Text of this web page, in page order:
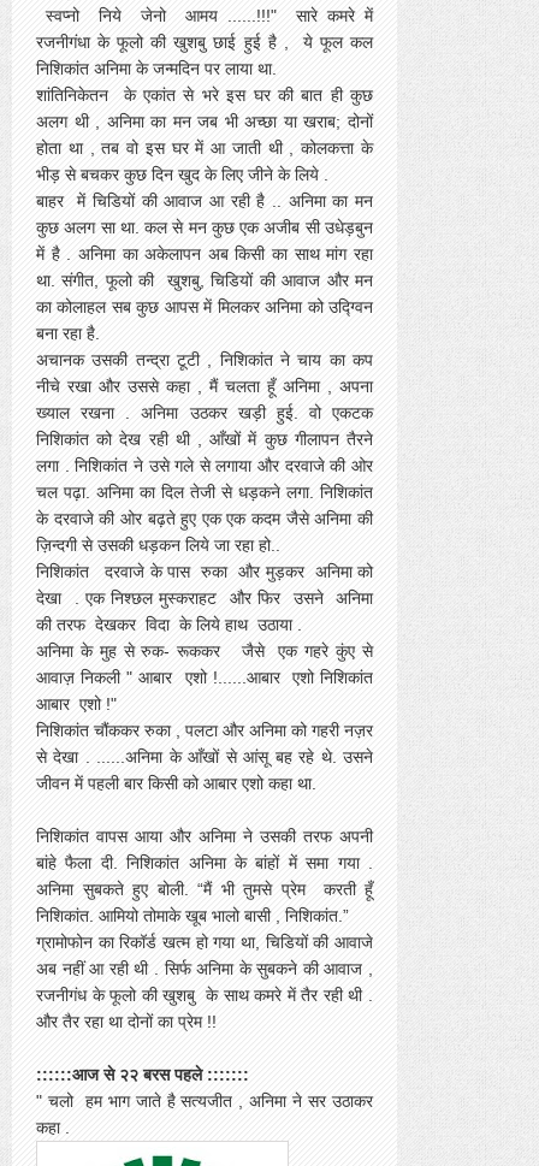
स्वप्नो निये जेनो आमय ......!!!" सारे कमरे में
रजनीगंधा के फूलो की खुशबु छाई हुई है , ये फूल कल
निशिकांत अनिमा के जन्मदिन पर लाया था.
शांतिनिकेतन के एकांत से भरे इस घर की बात ही कुछ
अलग थी , अनिमा का मन जब भी अच्छा या खराब; दोनों
होता था , तब वो इस घर में आ जाती थी , कोलकत्ता के
भीड़ से बचकर कुछ दिन खुद के लिए जीने के लिये .
बाहर में चिडियों की आवाज आ रही है .. अनिमा का मन
कुछ अलग सा था. कल से मन कुछ एक अजीब सी उधेड़बुन
में है . अनिमा का अकेलापन अब किसी का साथ मांग रहा
था. संगीत, फूलो की खुशबु, चिडियों की आवाज और मन
का कोलाहल सब कुछ आपस में मिलकर अनिमा को उद्ग्विन
बना रहा है.
अचानक उसकी तन्द्रा टूटी , निशिकांत ने चाय का कप
नीचे रखा और उससे कहा , मैं चलता हूँ अनिमा , अपना
ख्याल रखना . अनिमा उठकर खड़ी हुई. वो एकटक
निशिकांत को देख रही थी , आँखों में कुछ गीलापन तैरने
लगा . निशिकांत ने उसे गले से लगाया और दरवाजे की ओर
चल पढ़ा. अनिमा का दिल तेजी से धड़कने लगा. निशिकांत
के दरवाजे की ओर बढ़ते हुए एक एक कदम जैसे अनिमा की
ज़िन्दगी से उसकी धड़कन लिये जा रहा हो..
निशिकांत दरवाजे के पास रुका और मुड़कर अनिमा को
देखा . एक निश्छल मुस्कराहट और फिर उसने अनिमा
की तरफ देखकर विदा के लिये हाथ उठाया .
अनिमा के मुह से रुक- रूककर जैसे एक गहरे कुंए से
आवाज़ निकली " आबार एशो !......आबार एशो निशिकांत
आबार एशो !"
निशिकांत चौंककर रुका , पलटा और अनिमा को गहरी नज़र
से देखा . ......अनिमा के आँखों से आंसू बह रहे थे. उसने
जीवन में पहली बार किसी को आबार एशो कहा था.
निशिकांत वापस आया और अनिमा ने उसकी तरफ अपनी
बांहे फैला दी. निशिकांत अनिमा के बांहों में समा गया .
अनिमा सुबकते हुए बोली. “मैं भी तुमसे प्रेम करती हूँ
निशिकांत. आमियो तोमाके खूब भालो बासी , निशिकांत.”
ग्रामोफोन का रिकॉर्ड खत्म हो गया था, चिडियों की आवाजे
अब नहीं आ रही थी . सिर्फ अनिमा के सुबकने की आवाज ,
रजनीगंध के फूलो की खुशबु के साथ कमरे में तैर रही थी .
और तैर रहा था दोनों का प्रेम !!
::::::आज से २२ बरस पहले :::::::
" चलो हम भाग जाते है सत्यजीत , अनिमा ने सर उठाकर
कहा .